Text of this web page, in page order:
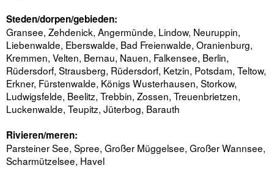
Steden/dorpen/gebieden:
Gransee, Zehdenick, Angermünde, Lindow, Neuruppin,
Liebenwalde, Eberswalde, Bad Freienwalde, Oranienburg,
Kremmen, Velten, Bernau, Nauen, Falkensee, Berlin,
Rüdersdorf, Strausberg, Rüdersdorf, Ketzin, Potsdam, Teltow,
Erkner, Fürstenwalde, Königs Wusterhausen, Storkow,
Ludwigsfelde, Beelitz, Trebbin, Zossen, Treuenbrietzen,
Luckenwalde, Teupitz, Jüterbog, Barauth
Rivieren/meren:
Parsteiner See, Spree, Großer Müggelsee, Großer Wannsee,
Scharmützelsee, Havel